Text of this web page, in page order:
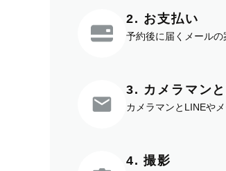
2. お支払い
予約後に届くメールの
3. カメラマン
カメラマンとLINEや
4. 撮影